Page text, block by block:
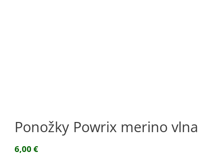
Ponožky Powrix merino vlna
6,00 €